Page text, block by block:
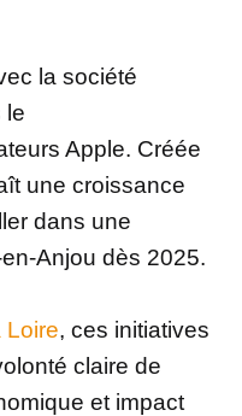
la société
le
Apple. Créée
une croissance
dans une
Anjou dès 2025.
Loire, ces initiatives
claire de
et impact